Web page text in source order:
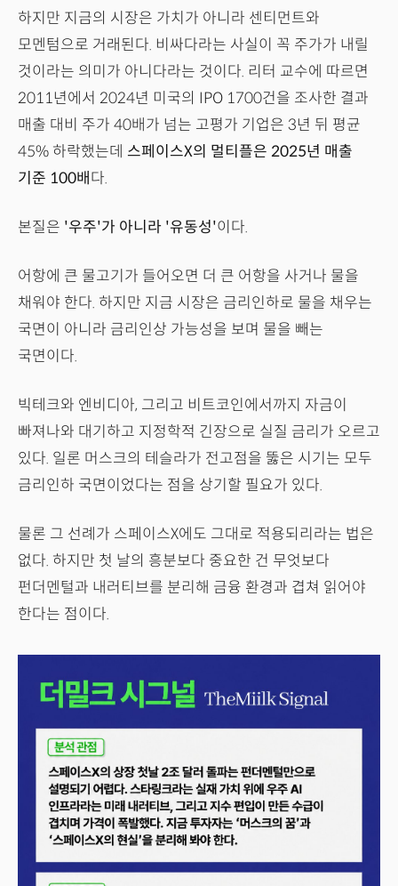
하지만 지금의 시장은 가치가 아니라 센티먼트와
모멘텀으로 거래된다. 비싸다라는 사실이 꼭 주가가 내릴
것이라는 의미가 아니다라는 것이다. 리터 교수에 따르면
2011년에서 2024년 미국의 IPO 1700건을 조사한 결과
매출 대비 주가 40배가 넘는 고평가 기업은 3년 뒤 평균
45% 하락했는데 스페이스X의 멀티플은 2025년 매출
기준 100배다.
본질은 '우주'가 아니라 '유동성'이다.
어항에 큰 물고기가 들어오면 더 큰 어항을 사거나 물을
채워야 한다. 하지만 지금 시장은 금리인하로 물을 채우는
국면이 아니라 금리인상 가능성을 보며 물을 빼는
국면이다.
빅테크와 엔비디아, 그리고 비트코인에서까지 자금이
빠져나와 대기하고 지정학적 긴장으로 실질 금리가 오르고
있다. 일론 머스크의 테슬라가 전고점을 뚫은 시기는 모두
금리인하 국면이었다는 점을 상기할 필요가 있다.
물론 그 선례가 스페이스X에도 그대로 적용되리라는 법은
없다. 하지만 첫 날의 흥분보다 중요한 건 무엇보다
펀더멘털과 내러티브를 분리해 금융 환경과 겹쳐 읽어야
한다는 점이다.